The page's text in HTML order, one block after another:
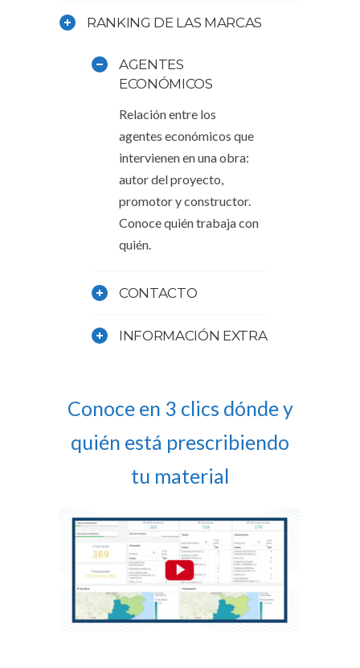
RANKING DE LAS MARCAS
AGENTES
ECONÓMICOS
Relación entre los
agentes económicos que
intervienen en una obra:
autor del proyecto,
promotor y constructor.
Conoce quién trabaja con
quién.
CONTACTO
INFORMACIÓN EXTRA
Conoce en 3 clics dónde y
quién está prescribiendo
tu material